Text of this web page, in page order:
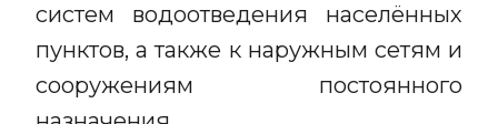
систем водоотведения населённых
пунктов, а также к наружным сетям и
сооружениям постоянного